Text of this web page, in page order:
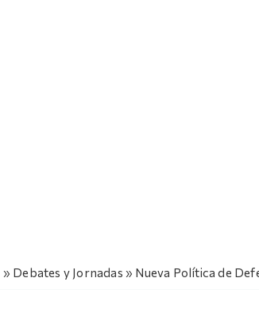
» Debates y Jornadas » Nueva Política de